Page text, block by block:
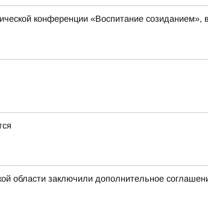
конференции «Воспитание
области заключили дополнительное